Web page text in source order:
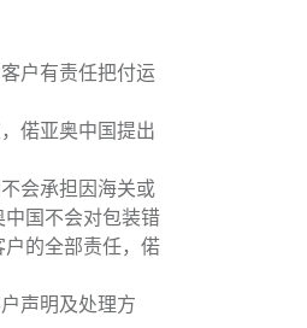
户有责任把付运
偌亚奥中国提出
会承担因海关或
国不会对包装错
的全部责任，偌
声明及处理方